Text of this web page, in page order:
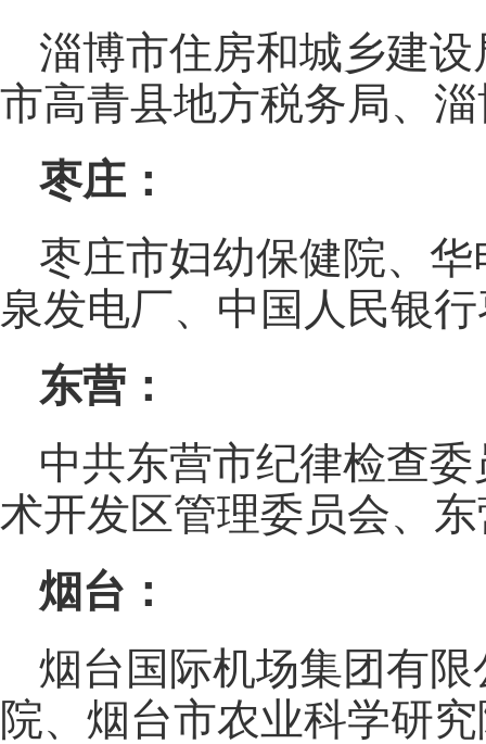
淄博市住房和城乡建
市高青县地方税务局、
枣庄：
枣庄市妇幼保健院、
泉发电厂、中国人民银
东营：
中共东营市纪律检查
术开发区管理委员会、
烟台：
烟台国际机场集团有
院、烟台市农业科学研